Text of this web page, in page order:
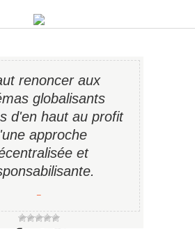
renoncer aux
globalisants
d'en haut au profit
approche
et
−